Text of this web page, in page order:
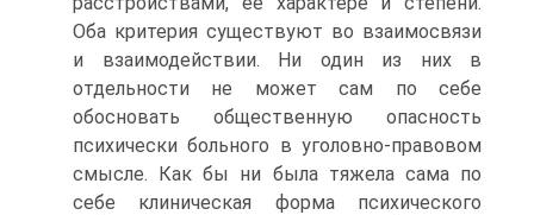
Оба критерия существуют во взаимосвязи
и взаимодействии. Ни один из них в
отдельности не может сам по себе
обосновать общественную опасность
психически больного в уголовно-правовом
смысле. Как бы ни была тяжела сама по
себе клиническая форма психического